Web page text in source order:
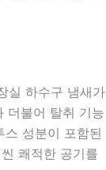
실 하수구 냄새가
더불어 탈취 기능
성분이 포함된
쾌적한 공기를